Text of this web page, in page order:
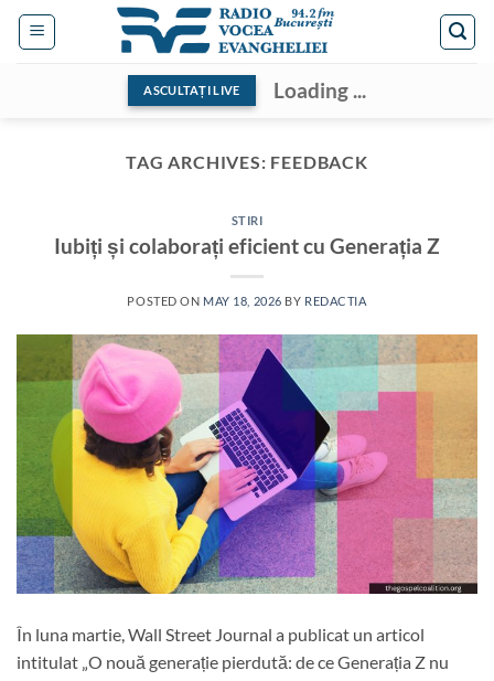
Skip
ASCULTAȚI LIVE Loading ...
TAG ARCHIVES: FEEDBACK
STIRI
Iubiți și colaborați eficient cu Generația Z
POSTED ON MAY 18, 2026 BY REDACTIA
În luna martie, Wall Street Journal a publicat un articol
intitulat „O nouă generație pierdută: de ce Generația Z nu